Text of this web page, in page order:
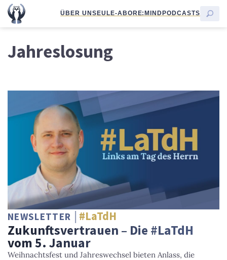
ÜBER UNSEULE-ABORE:MINDPODCASTS
Jahreslosung
NEWSLETTER #LaTdH
Zukunftsvertrauen – Die #LaTdH
vom 5. Januar
Weihnachtsfest und Jahreswechsel bieten Anlass, die